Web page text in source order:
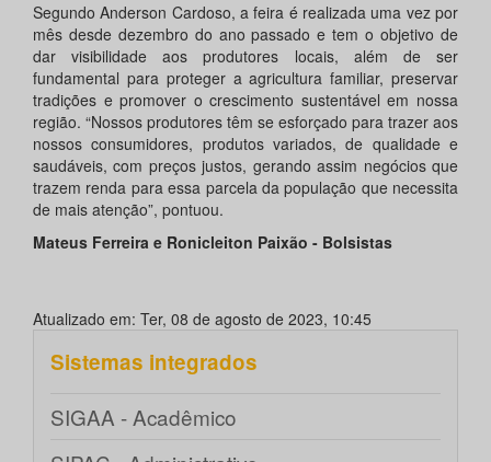
Segundo Anderson Cardoso, a feira é realizada uma vez por
mês desde dezembro do ano passado e tem o objetivo de
dar visibilidade aos produtores locais, além de ser
fundamental para proteger a agricultura familiar, preservar
tradições e promover o crescimento sustentável em nossa
região. “Nossos produtores têm se esforçado para trazer aos
nossos consumidores, produtos variados, de qualidade e
saudáveis, com preços justos, gerando assim negócios que
trazem renda para essa parcela da população que necessita
de mais atenção”, pontuou.
Mateus Ferreira e Ronicleiton Paixão - Bolsistas
Atualizado em: Ter, 08 de agosto de 2023, 10:45
Sistemas integrados
SIGAA - Acadêmico